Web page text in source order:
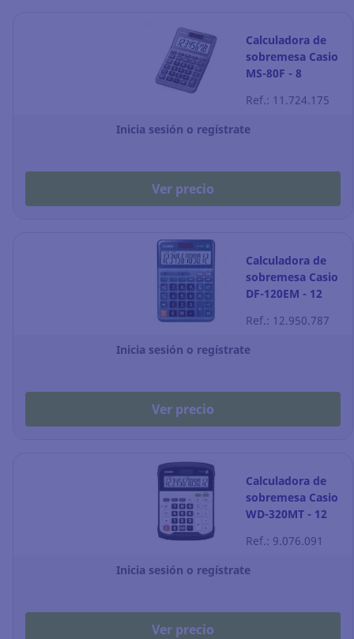
Calculadora de
sobremesa Casio
MS-80F - 8
Ref.: 11.724.175
Inicia sesión o regístrate
Ver precio
Calculadora de
sobremesa Casio
DF-120EM - 12
Ref.: 12.950.787
Inicia sesión o regístrate
Ver precio
Calculadora de
sobremesa Casio
WD-320MT - 12
blanco/negro
Ref.: 9.076.091
Inicia sesión o regístrate
Ver precio